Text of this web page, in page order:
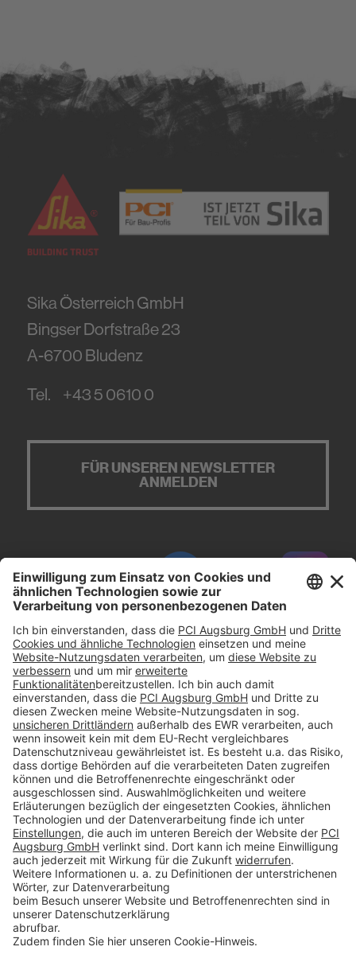
Sika Österreich GmbH
Bingser Dorfstraße 23
A-6700 Bludenz
Tel. +43 5 0610 0
FÜR UNSEREN NEWSLETTER
ANMELDEN
#PCI
Impressum
Datenschutz
AGB
Rechtliche Hinweise
Cookie-Einstellungen öffnen
Betroffenenrechte
www.bimobject.com